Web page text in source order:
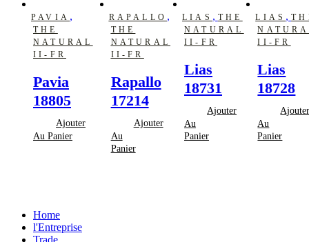
PAVIA ,
THE
NATURAL
II-FR
Pavia
18805
Ajouter
Au Panier
RAPALLO ,
THE
NATURAL
II-FR
Rapallo
17214
Ajouter
Au
Panier
LIAS , THE
NATURAL
II-FR
Lias
18731
Ajouter
Au
Panier
LIAS ,
II-FR
Lias
18728
Au
Panier
Home
l'Entreprise